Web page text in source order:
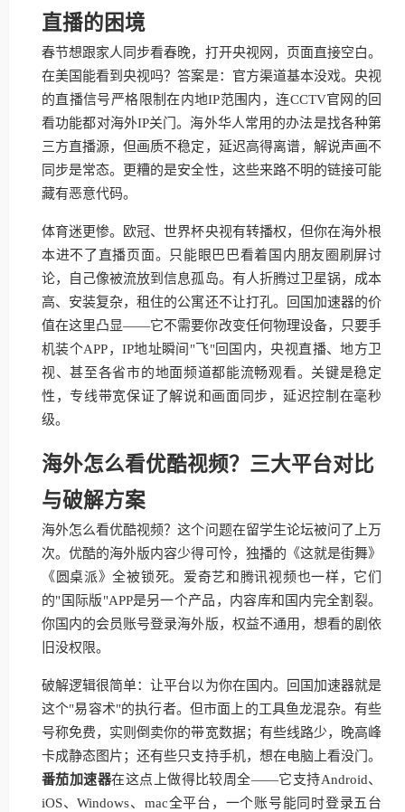
直播的困境
春节想跟家人同步看春晚，打开央视网，页面直接空白。
在美国能看到央视吗？答案是：官方渠道基本没戏。央视
的直播信号严格限制在内地IP范围内，连CCTV官网的回
看功能都对海外IP关门。海外华人常用的办法是找各种第
三方直播源，但画质不稳定，延迟高得离谱，解说声画不
同步是常态。更糟的是安全性，这些来路不明的链接可能
藏有恶意代码。
体育迷更惨。欧冠、世界杯央视有转播权，但你在海外根
本进不了直播页面。只能眼巴巴看着国内朋友圈刷屏讨
论，自己像被流放到信息孤岛。有人折腾过卫星锅，成本
高、安装复杂，租住的公寓还不让打孔。回国加速器的价
值在这里凸显——它不需要你改变任何物理设备，只要手
机装个APP，IP地址瞬间"飞"回国内，央视直播、地方卫
视、甚至各省市的地面频道都能流畅观看。关键是稳定
性，专线带宽保证了解说和画面同步，延迟控制在毫秒
级。
海外怎么看优酷视频？三大平台对比
与破解方案
海外怎么看优酷视频？这个问题在留学生论坛被问了上万
次。优酷的海外版内容少得可怜，独播的《这就是街舞》
《圆桌派》全被锁死。爱奇艺和腾讯视频也一样，它们
的"国际版"APP是另一个产品，内容库和国内完全割裂。
你国内的会员账号登录海外版，权益不通用，想看的剧依
旧没权限。
破解逻辑很简单：让平台以为你在国内。回国加速器就是
这个"易容术"的执行者。但市面上的工具鱼龙混杂。有些
号称免费，实则倒卖你的带宽数据；有些线路少，晚高峰
卡成静态图片；还有些只支持手机，想在电脑上看没门。
番茄加速器在这点上做得比较周全——它支持Android、
iOS、Windows、mac全平台，一个账号能同时登录五台